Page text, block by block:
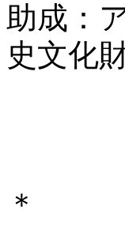
助成：
史文化
＊